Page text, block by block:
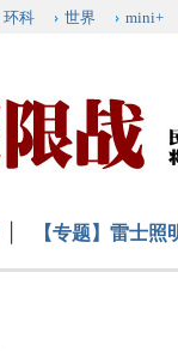
环科 世界 mini+
【专题】雷士